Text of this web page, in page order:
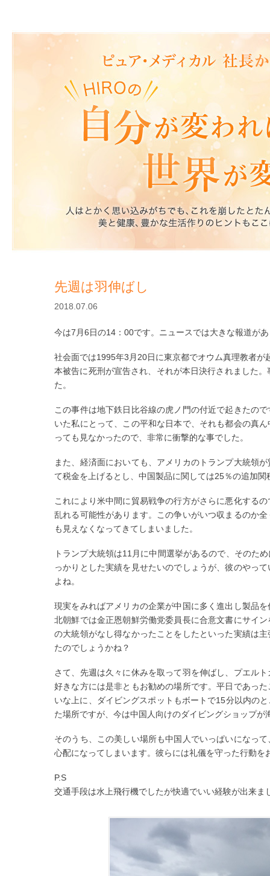
先週は羽伸ばし
2018.07.06
今は7月6日の14：00です。ニュースでは大きな報道が
社会面では1995年3月20日に東京都でオウム真理教者
本被告に死刑が宣告され、それが本日決行されました
た。
この事件は地下鉄日比谷線の虎ノ門の付近で起きたの
いた私にとって、この平和な日本で、それも都会の真
っても見なかったので、非常に衝撃的な事でした。
また、経済面においても、アメリカのトランプ大統領
て税金を上げるとし、中国製品に関しては25％の追加
これにより米中間に貿易戦争の行方がさらに悪化する
乱れる可能性があります。この争いがいつ収まるのか
も見えなくなってきてしまいました。
トランプ大統領は11月に中間選挙があるので、そのた
っかりとした実績を見せたいのでしょうが、彼のやっ
よね。
現実をみればアメリカの企業が中国に多く進出し製品
北朝鮮では金正恩朝鮮労働党委員長に合意文書にサイ
の大統領がなし得なかったことをしたといった実績は
たのでしょうかね？
さて、先週は久々に休みを取って羽を伸ばし、プエル
好きな方には是非ともお勧めの場所です。平日であっ
いな上に、ダイビングスポットもボートで15分以内の
た場所ですが、今は中国人向けのダイビングショップ
そのうち、この美しい場所も中国人でいっぱいになっ
心配になってしまいます。彼らには礼儀を守った行動を
P.S
交通手段は水上飛行機でしたが快適でいい経験が出来ま